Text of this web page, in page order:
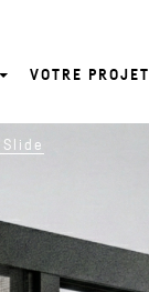
VOTRE PROJET